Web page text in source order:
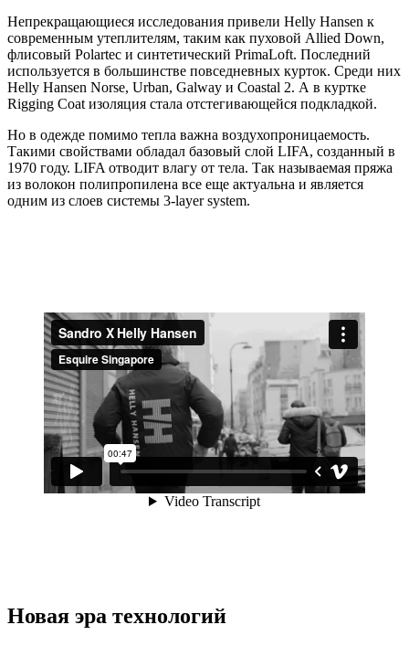
Непрекращающиеся исследования привели Helly Hansen к
современным утеплителям, таким как пуховой Allied Down,
флисовый Polartec и синтетический PrimaLoft. Последний
используется в большинстве повседневных курток. Среди них
Helly Hansen Norse, Urban, Galway и Coastal 2. А в куртке
Rigging Coat изоляция стала отстегивающейся подкладкой.
Но в одежде помимо тепла важна воздухопроницаемость.
Такими свойствами обладал базовый слой LIFA, созданный в
1970 году. LIFA отводит влагу от тела. Так называемая пряжа
из волокон полипропилена все еще актуальна и является
одним из слоев системы 3-layer system.
Новая эра технологий